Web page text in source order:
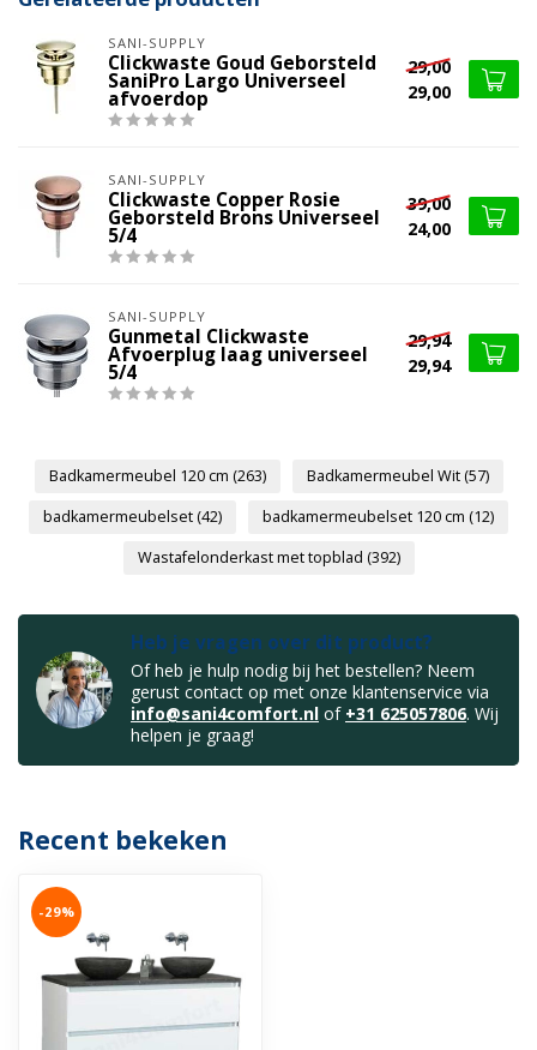
SANI-SUPPLY
Clickwaste Goud Geborsteld
SaniPro Largo Universeel
afvoerdop
29,00
29,00
SANI-SUPPLY
Clickwaste Copper Rosie
Geborsteld Brons Universeel
5/4
39,00
24,00
SANI-SUPPLY
Gunmetal Clickwaste
Afvoerplug laag universeel
5/4
29,94
29,94
Badkamermeubel 120 cm (263) Badkamermeubel Wit(57)
badkamermeubelset(42) badkamermeubelset 120 cm (12)
Wastafelonderkast met topblad (392)
Heb je vragen over dit product?
Of heb je hulp nodig bij het bestellen? Neem
gerust contact op met onze klantenservice via
info@sani4comfort.nl of +31 625057806. Wij
helpen je graag!
Recent bekeken
-29%